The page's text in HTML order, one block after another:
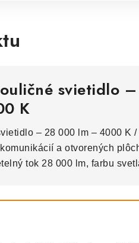
svietidlo
K
– 28 000 lm – 4000 K
a otvorených
tok 28 000 lm, farbu